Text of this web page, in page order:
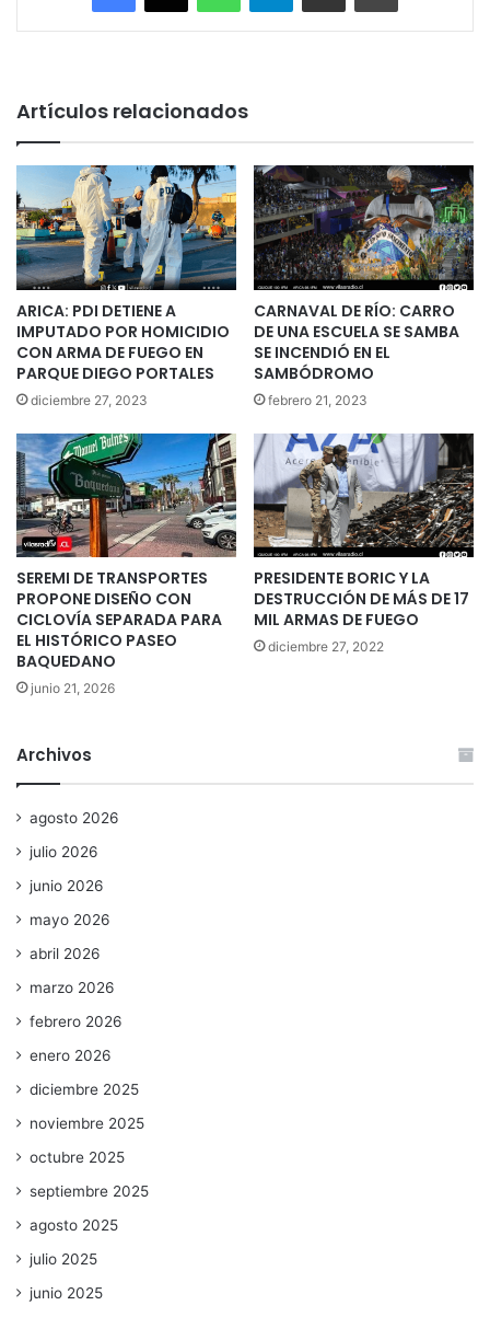
Artículos relacionados
ARICA: PDI DETIENE A
IMPUTADO POR HOMICIDIO
CON ARMA DE FUEGO EN
PARQUE DIEGO PORTALES
diciembre 27, 2023
CARNAVAL DE RÍO: CARRO
DE UNA ESCUELA SE SAMBA
SE INCENDIÓ EN EL
SAMBÓDROMO
febrero 21, 2023
SEREMI DE TRANSPORTES
PROPONE DISEÑO CON
CICLOVÍA SEPARADA PARA
EL HISTÓRICO PASEO
BAQUEDANO
junio 21, 2026
PRESIDENTE BORIC Y LA
DESTRUCCIÓN DE MÁS DE 17
MIL ARMAS DE FUEGO
diciembre 27, 2022
Archivos
agosto 2026
julio 2026
junio 2026
mayo 2026
abril 2026
marzo 2026
febrero 2026
enero 2026
diciembre 2025
noviembre 2025
octubre 2025
septiembre 2025
agosto 2025
julio 2025
junio 2025